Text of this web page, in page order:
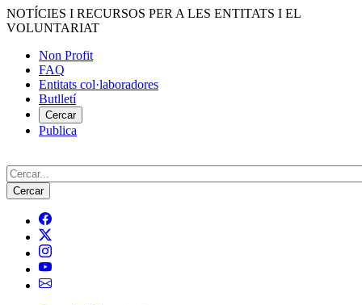
Vés
al
NOTÍCIES I RECURSOS PER A LES ENTITATS I EL
VOLUNTARIAT
Menú
del
compte
d'usuari
Non Profit
FAQ
Entitats col·laboradores
Butlletí
Cercar
Publica
Cerca